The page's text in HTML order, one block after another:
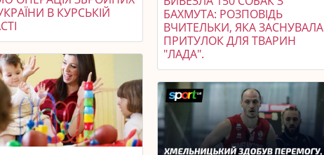
В КУРСЬКІЙ
БАХМУТА: РОЗПОВІДЬ
ВЧИТЕЛЬКИ, ЯКА ЗАСНУВАЛА
ПРИТУЛОК ДЛЯ ТВАРИН
"ЛАДА".